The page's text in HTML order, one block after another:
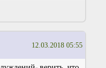
12.03.2018 05:55